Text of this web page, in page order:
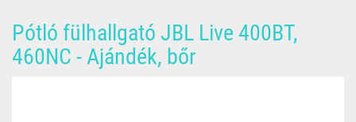
Pótló fülhallgató JBL Live 400BT,
460NC - Ajándék, bőr